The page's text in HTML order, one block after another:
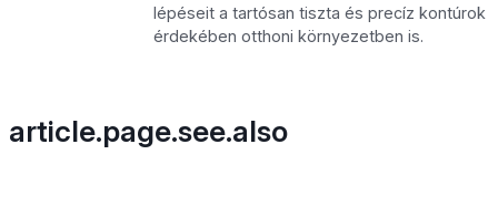
lépéseit a tartósan tiszta és precíz kontúrok
érdekében otthoni környezetben is.
article.page.see.also